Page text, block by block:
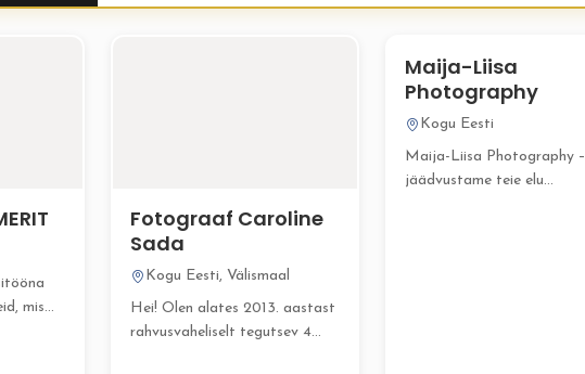
meeldejäävaks. Pakun...
mis
Fotograaf Caroline
Sada
Kogu Eesti, Välismaal
Hei! Olen alates 2013. aastast
rahvusvaheliselt tegutsev 4
Maija-Liisa
Photography
Kogu Eesti
Maija-Liisa Photography –
jäädvustame teie elu